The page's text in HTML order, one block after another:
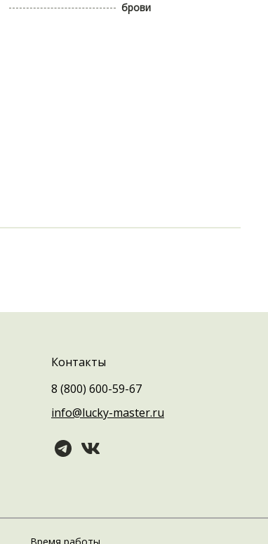
брови
Контакты
8 (800) 600-59-67
info@lucky-master.ru